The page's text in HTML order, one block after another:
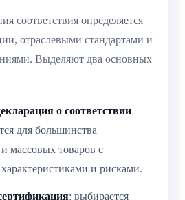
соответствия определяется
отраслевыми стандартами и
Выделяют два основных
о соответствии
для большинства
массовых товаров с
и рисками.
: выбирается